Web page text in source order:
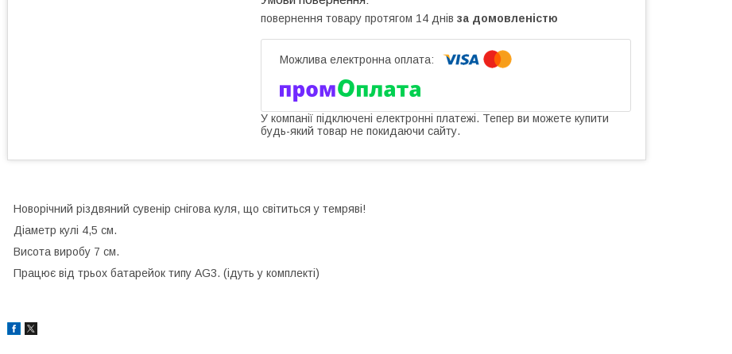
повернення товару протягом 14 днів за домовленістю
У компанії підключені електронні платежі. Тепер ви можете купити
будь-який товар не покидаючи сайту.
Новорічний різдвяний сувенір снігова куля, що світиться у темряві!
Діаметр кулі 4,5 см.
Висота виробу 7 см.
Працює від трьох батарейок типу АG3. (ідуть у комплекті)